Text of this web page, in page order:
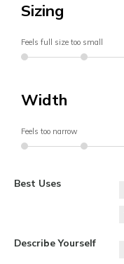
Sizing
Feels full size too small
Width
Feels too narrow
Best Uses
Describe Yourself